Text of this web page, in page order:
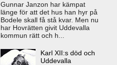
Gunnar Janzon har kämpat
länge för att det hus han hyr på
Bodele skall få stå kvar. Men nu
har Hovrätten givit Uddevalla
kommun rätt och h...
Karl XII:s död och
Uddevalla